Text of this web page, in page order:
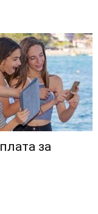
за